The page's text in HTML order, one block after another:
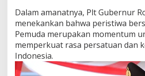
Dalam amanatnya, Plt Gubernur
menekankan bahwa peristiwa
Pemuda merupakan momentum
memperkuat rasa persatuan dan
Indonesia.